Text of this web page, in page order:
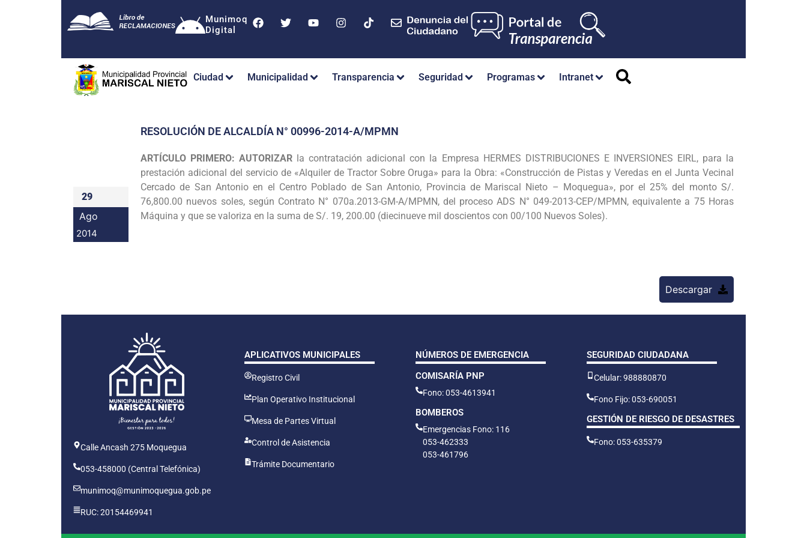
Munimoq
Digital
Ciudad Municipalidad Transparencia Seguridad Programas Intranet
29
Ago
2014
RESOLUCIÓN DE ALCALDÍA N° 00996-2014-A/MPMN
ARTÍCULO PRIMERO: AUTORIZAR la contratación adicional con la Empresa HERMES DISTRIBUCIONES E INVERSIONES EIRL, para la
prestación adicional del servicio de «Alquiler de Tractor Sobre Oruga» para la Obra: «Construcción de Pistas y Veredas en el Junta Vecinal
Cercado de San Antonio en el Centro Poblado de San Antonio, Provincia de Mariscal Nieto – Moquegua», por el25% del monto S/.
76,800.00 nuevos soles, según Contrato N° 070a.2013-GM-A/MPMN, del proceso ADS N° 049-2013-CEP/MPMN, equivalente a 75 Horas
Máquina y que se valoriza en la suma de S/. 19, 200.00 (diecinueve mil doscientos con 00/100 Nuevos Soles).
Descargar
Calle Ancash 275 Moquegua
053-458000 (Central Telefónica)
munimoq@munimoquegua.gob.pe
RUC: 20154469941
APLICATIVOS MUNICIPALES
Registro Civil
Plan Operativo Institucional
Mesa de Partes Virtual
Control de Asistencia
Trámite Documentario
NÚMEROS DE EMERGENCIA
COMISARÍA PNP
Fono: 053-4613941
BOMBEROS
Emergencias Fono: 116
053-462333
053-461796
SEGURIDAD CIUDADANA
Celular: 988880870
Fono Fijo: 053-690051
GESTIÓN DE RIESGO DE DESASTRES
Fono: 053-635379